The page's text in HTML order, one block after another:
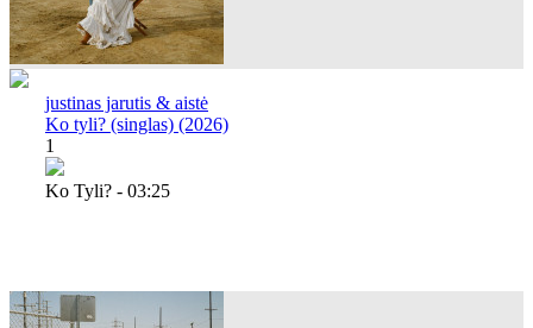
justinas jarutis & aistė
Ko tyli? (singlas) (2026)
1
Ko Tyli? - 03:25